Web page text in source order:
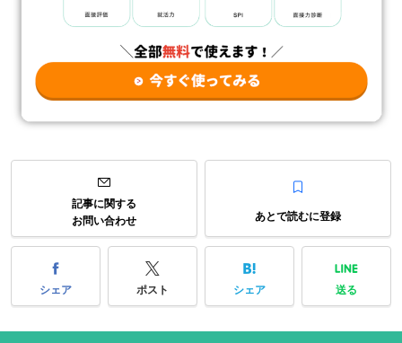
記事に関する
お問い合わせ
あとで読むに登録
シェア ポスト シェア 送る